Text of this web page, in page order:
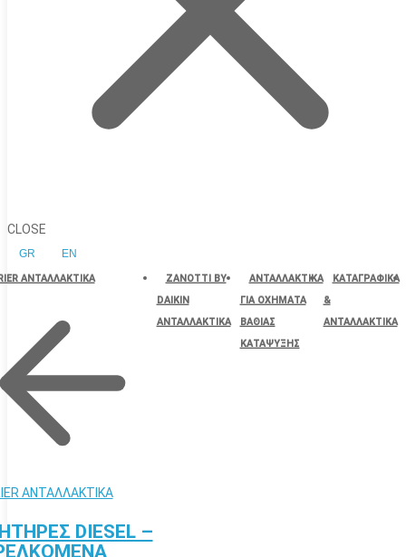
CLOSE
GR EN
ΑΝΤΑΛΛΑΚΤΙΚΑ
ΑΝΤΑΛΛΑΚΤΙΚΑ
DIESEL –
ZANOTTI BY
DAIKIN
ΑΝΤΑΛΛΑΚΤΙΚΑ
ΑΝΤΑΛΛΑΚΤΙΚΑ
ΓΙΑ ΟΧΗΜΑΤΑ
ΒΑΘΙΑΣ
ΚΑΤΑΨΥΞΗΣ
ΚΑΤΑΓΡΑΦΙΚΑ
&
ΑΝΤΑΛΛΑΚΤΙΚΑ